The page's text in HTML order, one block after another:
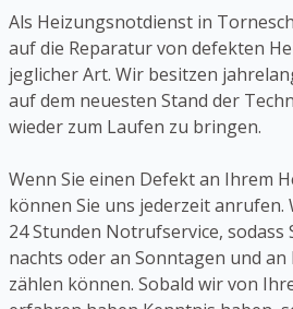
Als Heizungsnotdienst in
auf die Reparatur von defekten
jeglicher Art. Wir besitzen
auf dem neuesten Stand der
wieder zum Laufen zu bringen.
Wenn Sie einen Defekt an Ihrem
können Sie uns jederzeit
24 Stunden Notrufservice, sodass
nachts oder an Sonntagen und
zählen können. Sobald wir von